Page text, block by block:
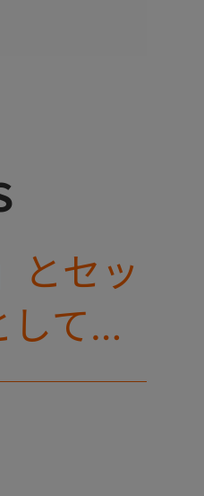
とセッ
ても
中～大